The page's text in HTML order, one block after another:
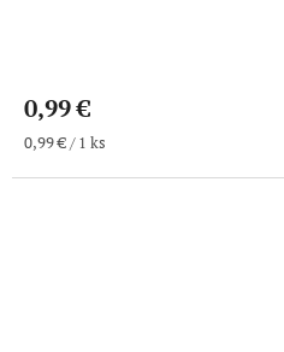
0,99 €
Jednotková
0,99 € / 1 ks